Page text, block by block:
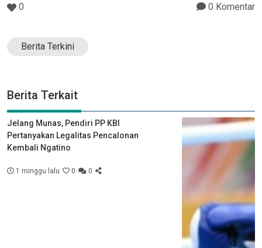
0 0 Komentar
Berita Terkini
Berita Terkait
Jelang Munas, Pendiri PP KBI
Pertanyakan Legalitas Pencalonan
Kembali Ngatino
1 minggu lalu 0 0